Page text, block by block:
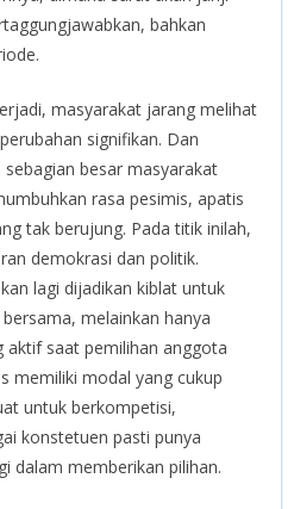
bahkan
masyarakat jarang melihat
signifikan. Dan
besar masyarakat
rasa pesimis, apatis
tak berujung. Pada titik inilah,
demokrasi dan politik.
lagi dijadikan kiblat untuk
melainkan hanya
aktif saat pemilihan anggota
memiliki modal yang cukup
untuk berkompetisi,
konstetuen pasti punya
dalam memberikan pilihan.